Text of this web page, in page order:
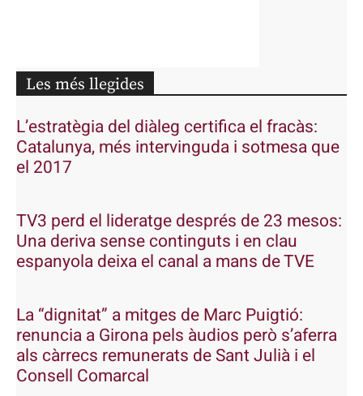
Les més llegides
L’estratègia del diàleg certifica el fracàs:
Catalunya, més intervinguda i sotmesa que
el 2017
TV3 perd el lideratge després de 23 mesos:
Una deriva sense continguts i en clau
espanyola deixa el canal a mans de TVE
La “dignitat” a mitges de Marc Puigtió:
renuncia a Girona pels àudios però s’aferra
als càrrecs remunerats de Sant Julià i el
Consell Comarcal